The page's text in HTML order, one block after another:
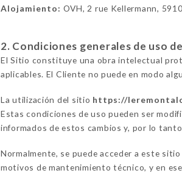
Alojamiento: OVH, 2 rue Kellermann,
2. Condiciones generales de uso
El Sitio constituye una obra intelectual
aplicables. El Cliente no puede en modo
La utilización del sitio https://
Estas condiciones de uso pueden ser
informados de estos cambios y, por lo
Normalmente, se puede acceder a este
motivos de mantenimiento técnico, y en